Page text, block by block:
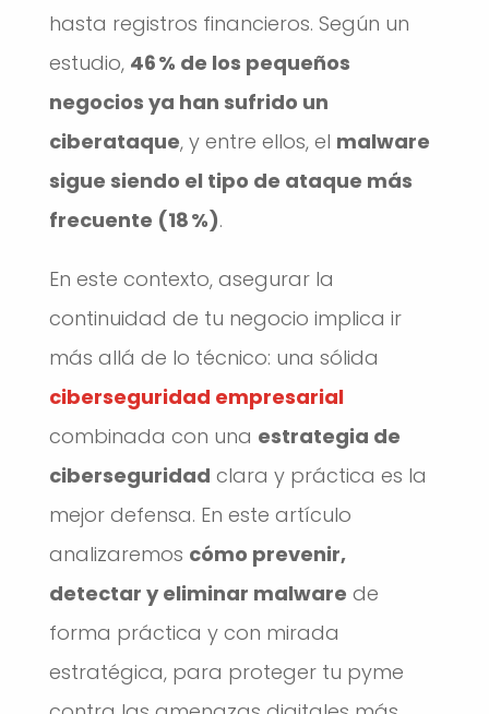
hasta registros financieros. Según un
estudio, 46 % de los pequeños
negocios ya han sufrido un
ciberataque, y entre ellos, el malware
sigue siendo el tipo de ataque más
frecuente (18 %).
En este contexto, asegurar la
continuidad de tu negocio implica ir
más allá de lo técnico: una sólida
ciberseguridad empresarial
combinada con una estrategia de
ciberseguridad clara y práctica es la
mejor defensa. En este artículo
analizaremos cómo prevenir,
detectar y eliminar malware de
forma práctica y con mirada
estratégica, para proteger tu pyme